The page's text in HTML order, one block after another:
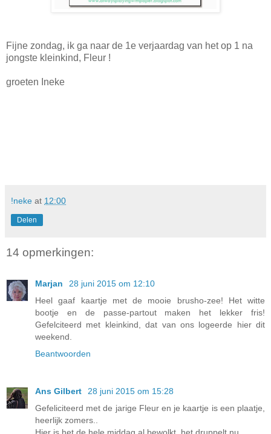
Fijne zondag, ik ga naar de 1e verjaardag van het op 1 na
jongste kleinkind, Fleur !
groeten Ineke
!neke at 12:00
Delen
14 opmerkingen:
Marjan
28 juni 2015 om 12:10
Heel gaaf kaartje met de mooie brusho-zee! Het witte
bootje en de passe-partout maken het lekker fris!
Gefelciteerd met kleinkind, dat van ons logeerde hier dit
weekend.
Beantwoorden
Ans Gilbert
28 juni 2015 om 15:28
Gefeliciteerd met de jarige Fleur en je kaartje is een plaatje,
heerlijk zomers..